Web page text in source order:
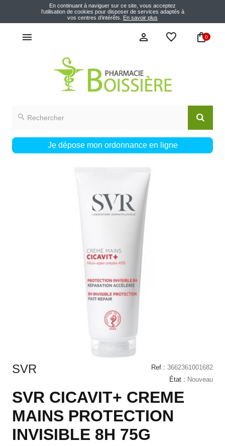
En continuant à naviguer sur ce site, vous acceptez
l'utilisation de cookies pour disposer de services adaptés à
vos centres d’intérêts. En savoir plus
0
Je dépose mon ordonnance en ligne
SVR Ref : 3662361001682
État : Nouveau
SVR CICAVIT+ CREME
MAINS PROTECTION
INVISIBLE 8H 75G